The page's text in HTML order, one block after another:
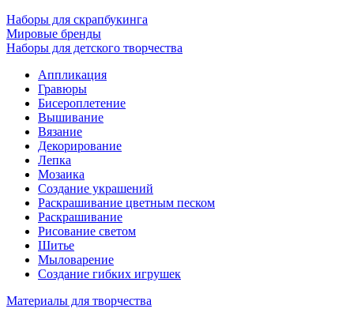
Наборы для скрапбукинга
Мировые бренды
Наборы для детского творчества
Аппликация
Гравюры
Бисероплетение
Вышивание
Вязание
Декорирование
Лепка
Мозаика
Создание украшений
Раскрашивание цветным песком
Раскрашивание
Рисование светом
Шитье
Мыловарение
Создание гибких игрушек
Материалы для творчества